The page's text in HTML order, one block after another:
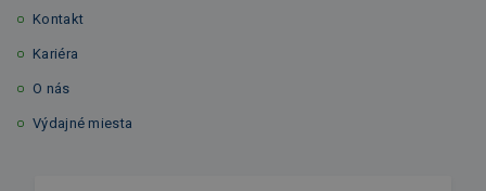
Kontakt
Kariéra
O nás
Výdajné miesta